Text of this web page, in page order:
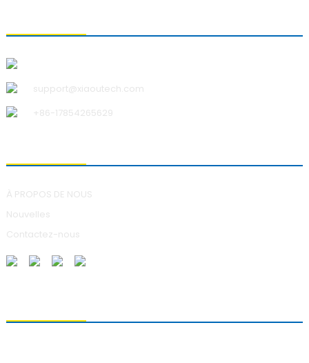
support@xiaoutech.com
+86-17854265629
À PROPOS DE NOUS
Nouvelles
Contactez-nous